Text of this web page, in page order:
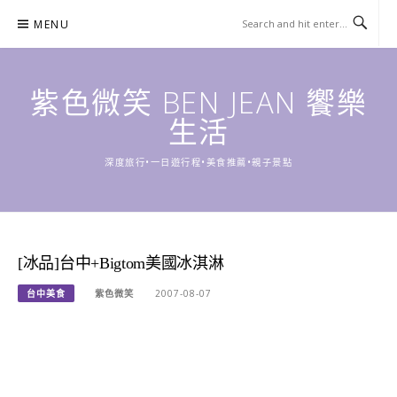
content
MENU
紫色微笑 BEN JEAN 饗樂
生活
深度旅行•一日遊行程•美食推薦•親子景點
[冰品]台中+Bigtom美國冰淇淋
台中美食 紫色微笑 2007-08-07